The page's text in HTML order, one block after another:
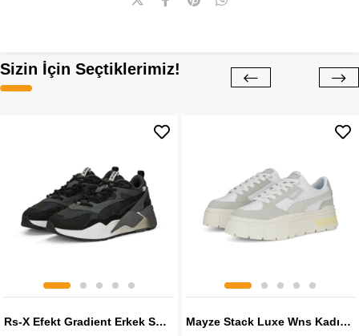
Sizin İçin Seçtiklerimiz!
Rs-X Efekt Gradient Erkek Sneaker Mayze Stack Luxe Wns Kadın Sneaker